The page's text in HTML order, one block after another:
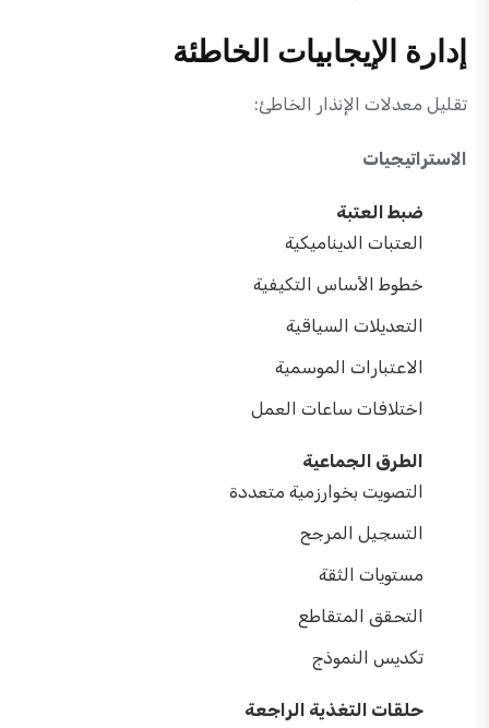
إدارة الإيجابيات الخاطئة
تقليل معدلات الإنذار الخاطئ:
الاستراتيجيات
ضبط العتبة
العتبات الديناميكية
خطوط الأساس التكيفية
التعديلات السياقية
الاعتبارات الموسمية
اختلافات ساعات العمل
الطرق الجماعية
التصويت بخوارزمية متعددة
التسجيل المرجح
مستويات الثقة
التحقق المتقاطع
تكديس النموذج
حلقات التغذية الراجعة